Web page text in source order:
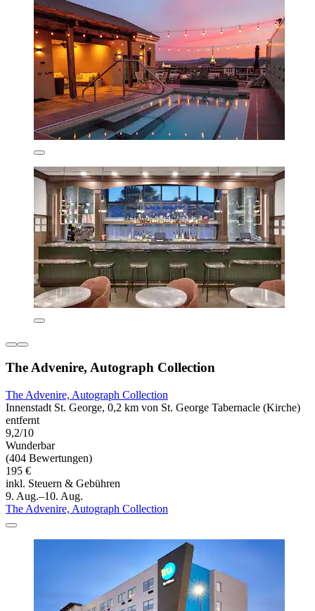
The Advenire, Autograph Collection
The Advenire, Autograph Collection
Innenstadt St. George, 0,2 km von St. George Tabernacle (Kirche)
entfernt
9,2/10
Wunderbar
(404 Bewertungen)
195 €
inkl. Steuern & Gebühren
9. Aug.–10. Aug.
The Advenire, Autograph Collection